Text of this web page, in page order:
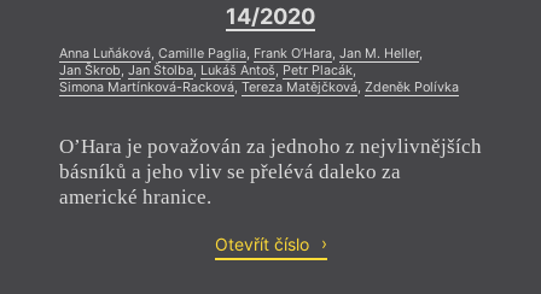
14/2020
Anna Luňáková, Camille Paglia, Frank O’Hara, Jan M. Heller,
Jan Škrob, Jan Štolba, Lukáš Antoš, Petr Placák,
Simona Martínková-Racková, Tereza Matějčková, Zdeněk Polívka
O’Hara je považován za jednoho z nejvlivnějších
básníků a jeho vliv se přelévá daleko za
americké hranice.
Otevřít číslo